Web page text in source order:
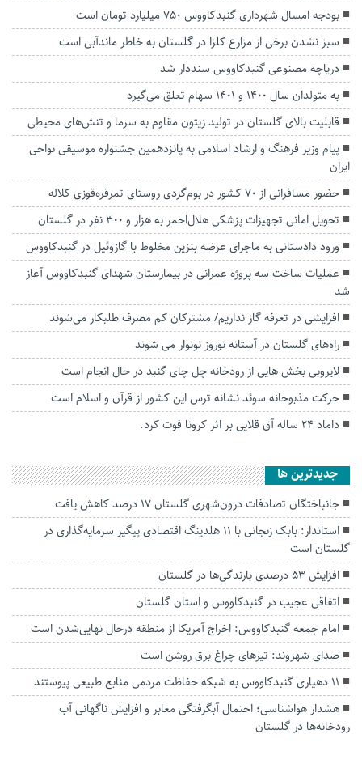
بودجه امسال شهرداری گنبدکاووس ۷۵۰ میلیارد تومان است
سبز نشدن برخی از مزارع کلزا در گلستان به خاطر ماندآبی است
دریاچه مصنوعی گنبدکاووس سنددار شد
به متولدان سال ۱۴۰۰ و ۱۴۰۱ سهام تعلق می‌گیرد
قابلیت بالای گلستان در تولید زیتون مقاوم به سرما و تنش‌های محیطی
پیام وزیر فرهنگ و ارشاد اسلامی به پانزدهمین جشنواره موسیقی نواحی
ایران
حضور مسافرانی از ۷۰ کشور در بوم‌گردی روستای تمرقره‌قوزی کلاله
تحویل امانی تجهیزات پزشکی هلال‌احمر به هزار و ۳۰۰ نفر در گلستان
ورود دادستانی به ماجرای عرضه بنزین مخلوط با گازوئیل در گنبدکاووس
عملیات ساخت سه پروژه عمرانی در بیمارستان شهدای گنبدکاووس آغاز
شد
افزایشی در تعرفه گاز نداریم/ مشترکان کم مصرف طلبکار می‌شوند
راه‌های گلستان در آستانه نوروز نونوار می شوند
لایروبی بخش هایی از رودخانه چل چای گنبد در حال انجام است
حرکت مذبوحانه سوئد نشانه ترس این کشور از قرآن و اسلام است
داماد 24 ساله آق قلایی بر اثر کرونا فوت کرد.
جديدترين ها
جانباختگان تصادفات درون‌شهری گلستان ۱۷ درصد کاهش یافت
استاندار: بابک زنجانی با ۱۱ هلدینگ اقتصادی پیگیر سرمایه‌گذاری در
گلستان است
افزایش ۵۳ درصدی بارندگی‌ها در گلستان
اتفاقی عجیب در‌ گنبدکاووس و استان گلستان
امام جمعه گنبدکاووس: اخراج آمریکا از منطقه درحال نهایی‌شدن است
صدای شهروند: تیرهای چراغ برق روشن است
۱۱ دهیاری گنبدکاووس به شبکه حفاظت مردمی منابع طبیعی پیوستند
هشدار هواشناسی؛ احتمال آبگرفتگی معابر و افزایش ناگهانی آب
رودخانه‌ها در گلستان